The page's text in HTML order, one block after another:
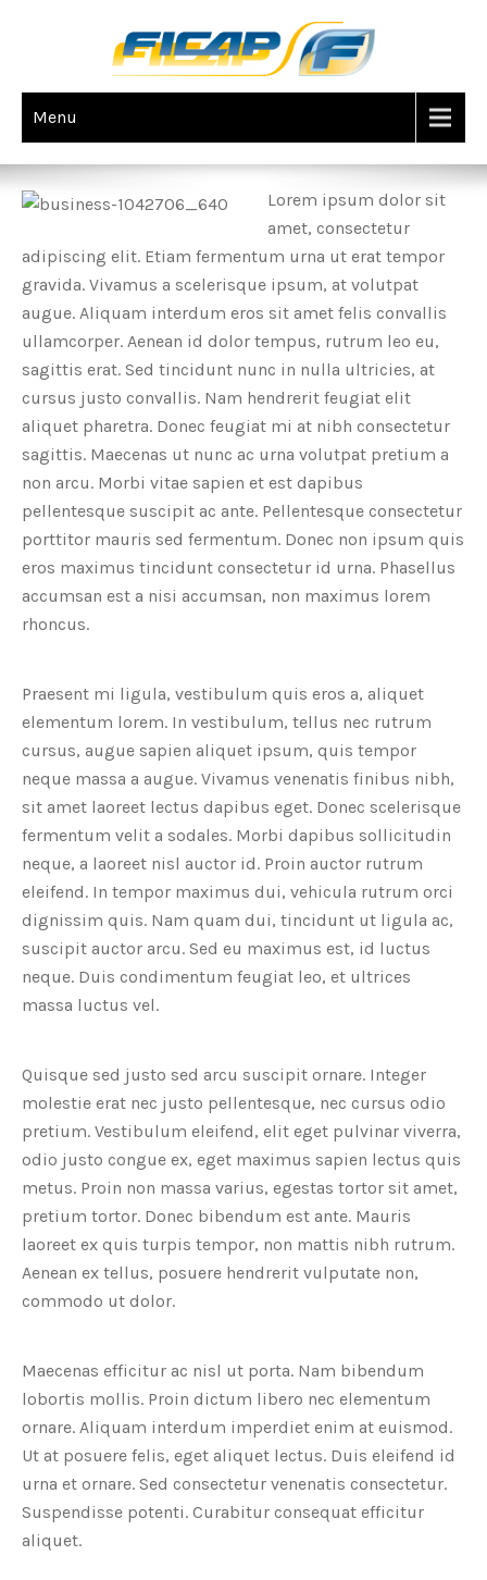
Menu
Lorem ipsum dolor sit
amet, consectetur
adipiscing elit. Etiam fermentum urna ut erat tempor
gravida. Vivamus a scelerisque ipsum, at volutpat
augue. Aliquam interdum eros sit amet felis convallis
ullamcorper. Aenean id dolor tempus, rutrum leo eu,
sagittis erat. Sed tincidunt nunc in nulla ultricies, at
cursus justo convallis. Nam hendrerit feugiat elit
aliquet pharetra. Donec feugiat mi at nibh consectetur
sagittis. Maecenas ut nunc ac urna volutpat pretium a
non arcu. Morbi vitae sapien et est dapibus
pellentesque suscipit ac ante. Pellentesque consectetur
porttitor mauris sed fermentum. Donec non ipsum quis
eros maximus tincidunt consectetur id urna. Phasellus
accumsan est a nisi accumsan, non maximus lorem
rhoncus.
Praesent mi ligula, vestibulum quis eros a, aliquet
elementum lorem. In vestibulum, tellus nec rutrum
cursus, augue sapien aliquet ipsum, quis tempor
neque massa a augue. Vivamus venenatis finibus nibh,
sit amet laoreet lectus dapibus eget. Donec scelerisque
fermentum velit a sodales. Morbi dapibus sollicitudin
neque, a laoreet nisl auctor id. Proin auctor rutrum
eleifend. In tempor maximus dui, vehicula rutrum orci
dignissim quis. Nam quam dui, tincidunt ut ligula ac,
suscipit auctor arcu. Sed eu maximus est, id luctus
neque. Duis condimentum feugiat leo, et ultrices
massa luctus vel.
Quisque sed justo sed arcu suscipit ornare. Integer
molestie erat nec justo pellentesque, nec cursus odio
pretium. Vestibulum eleifend, elit eget pulvinar viverra,
odio justo congue ex, eget maximus sapien lectus quis
metus. Proin non massa varius, egestas tortor sit amet,
pretium tortor. Donec bibendum est ante. Mauris
laoreet ex quis turpis tempor, non mattis nibh rutrum.
Aenean ex tellus, posuere hendrerit vulputate non,
commodo ut dolor.
Maecenas efficitur ac nisl ut porta. Nam bibendum
lobortis mollis. Proin dictum libero nec elementum
ornare. Aliquam interdum imperdiet enim at euismod.
Ut at posuere felis, eget aliquet lectus. Duis eleifend id
urna et ornare. Sed consectetur venenatis consectetur.
Suspendisse potenti. Curabitur consequat efficitur
aliquet.